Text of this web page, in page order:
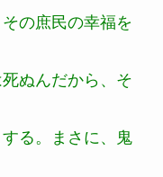
の庶民の幸福を
ぬんだから、そ
る。まさに、鬼